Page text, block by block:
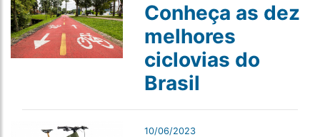
Conheça as dez
melhores
ciclovias do
Brasil
10/06/2023